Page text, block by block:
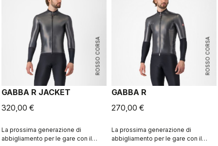
ROSSO CORSA
GABBA R JACKET
320,00 €
La prossima generazione di
abbigliamento per le gare con il
ROSSO CORSA
GABBA R
270,00 €
La prossima generazione di
abbigliamento per le gare con il